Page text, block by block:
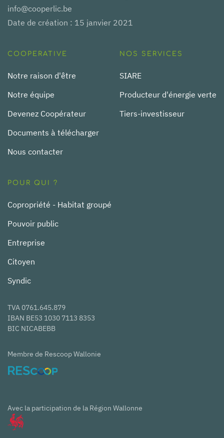
info@cooperlic.be
Date de création : 15 janvier 2021
COOPERATIVE
Notre raison d'être
Notre équipe
Devenez Coopérateur
Documents à télécharger
Nous contacter
NOS SERVICES
SIARE
Producteur d'énergie verte
Tiers-investisseur
POUR QUI ?
Copropriété - Habitat groupé
Pouvoir public
Entreprise
Citoyen
Syndic
TVA 0761.645.879
IBAN BE53 1030 7113 8353
BIC NICABEBB
Membre de Rescoop Wallonie
Avec la participation de la Région Wallonne